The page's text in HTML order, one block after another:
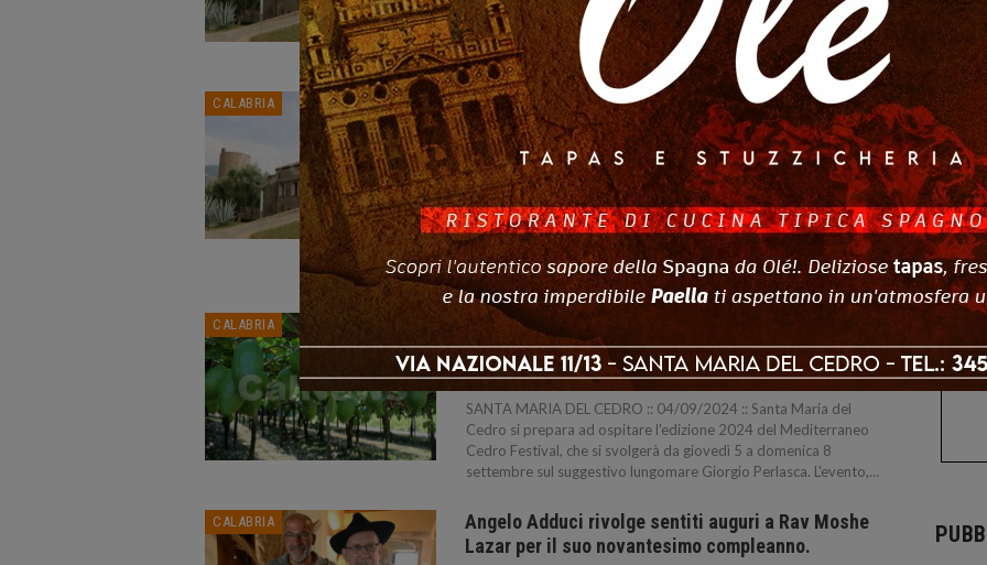
2025, alle ore 17:30, presso il Museo del Cedro di Santa Maria
del Cedro (Cs), si terrà un importante incontro pubblico per la
costituzione del Consorzio di Tutela del Cedro di Santa…
CALABRIA
Costituzione del Consorzio di Tutela del Cedro di
Santa Maria del Cedro DOP: incontro pubblico il
22…
CALNEWS 7 Mar 2025
SANTA MARIA DEL CEDRO :: 07/03/2025 :: Sabato 22 marzo
2025, alle ore 17:30, presso il Museo del Cedro di Santa Maria
del Cedro (Cs), si terrà un incontro pubblico per la costituzione
ufficiale del Consorzio di Tutela del Cedro di Santa…
CALABRIA
Santa Maria del Cedro: tutto pronto per il
Mediterraneo Cedro Festival 2024.
CALNEWS 4 Set 2024
SANTA MARIA DEL CEDRO :: 04/09/2024 :: Santa Maria del
Cedro si prepara ad ospitare l'edizione 2024 del Mediterraneo
Cedro Festival, che si svolgerà da giovedì 5 a domenica 8
settembre sul suggestivo lungomare Giorgio Perlasca. L'evento,…
CALABRIA
Angelo Adduci rivolge sentiti auguri a Rav Moshe
Lazar per il suo novantesimo compleanno.